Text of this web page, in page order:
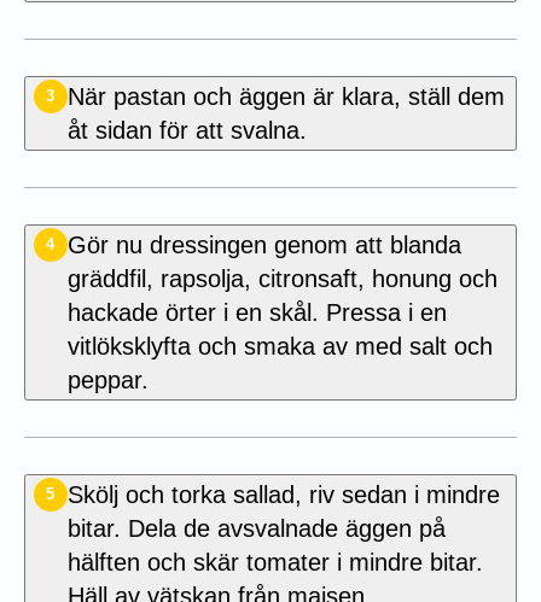
3
När pastan och äggen är klara, ställ dem
åt sidan för att svalna.
4
Gör nu dressingen genom att blanda
gräddfil, rapsolja, citronsaft, honung och
hackade örter i en skål. Pressa i en
vitlöksklyfta och smaka av med salt och
peppar.
5
Skölj och torka sallad, riv sedan i mindre
bitar. Dela de avsvalnade äggen på
hälften och skär tomater i mindre bitar.
Häll av vätskan från majsen.